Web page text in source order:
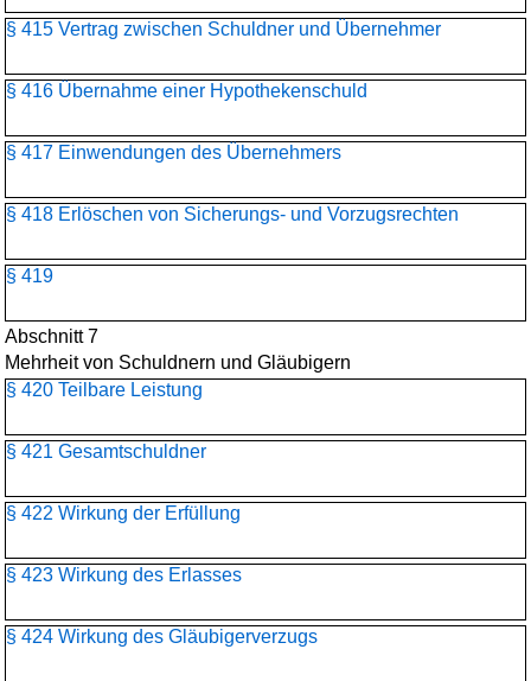
§ 415 Vertrag zwischen Schuldner und Übernehmer
§ 416 Übernahme einer Hypothekenschuld
§ 417 Einwendungen des Übernehmers
§ 418 Erlöschen von Sicherungs- und Vorzugsrechten
§ 419
Abschnitt 7
Mehrheit von Schuldnern und Gläubigern
§ 420 Teilbare Leistung
§ 421 Gesamtschuldner
§ 422 Wirkung der Erfüllung
§ 423 Wirkung des Erlasses
§ 424 Wirkung des Gläubigerverzugs